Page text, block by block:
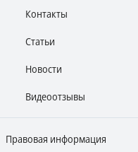
Контакты
Статьи
Новости
Видеоотзывы
Правовая информация